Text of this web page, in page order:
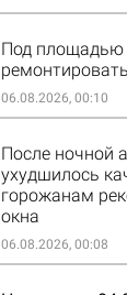
Под площадью
06.08.2026, 00:10
После ночной
ухудшилось
горожанам
окна
06.08.2026, 00:08